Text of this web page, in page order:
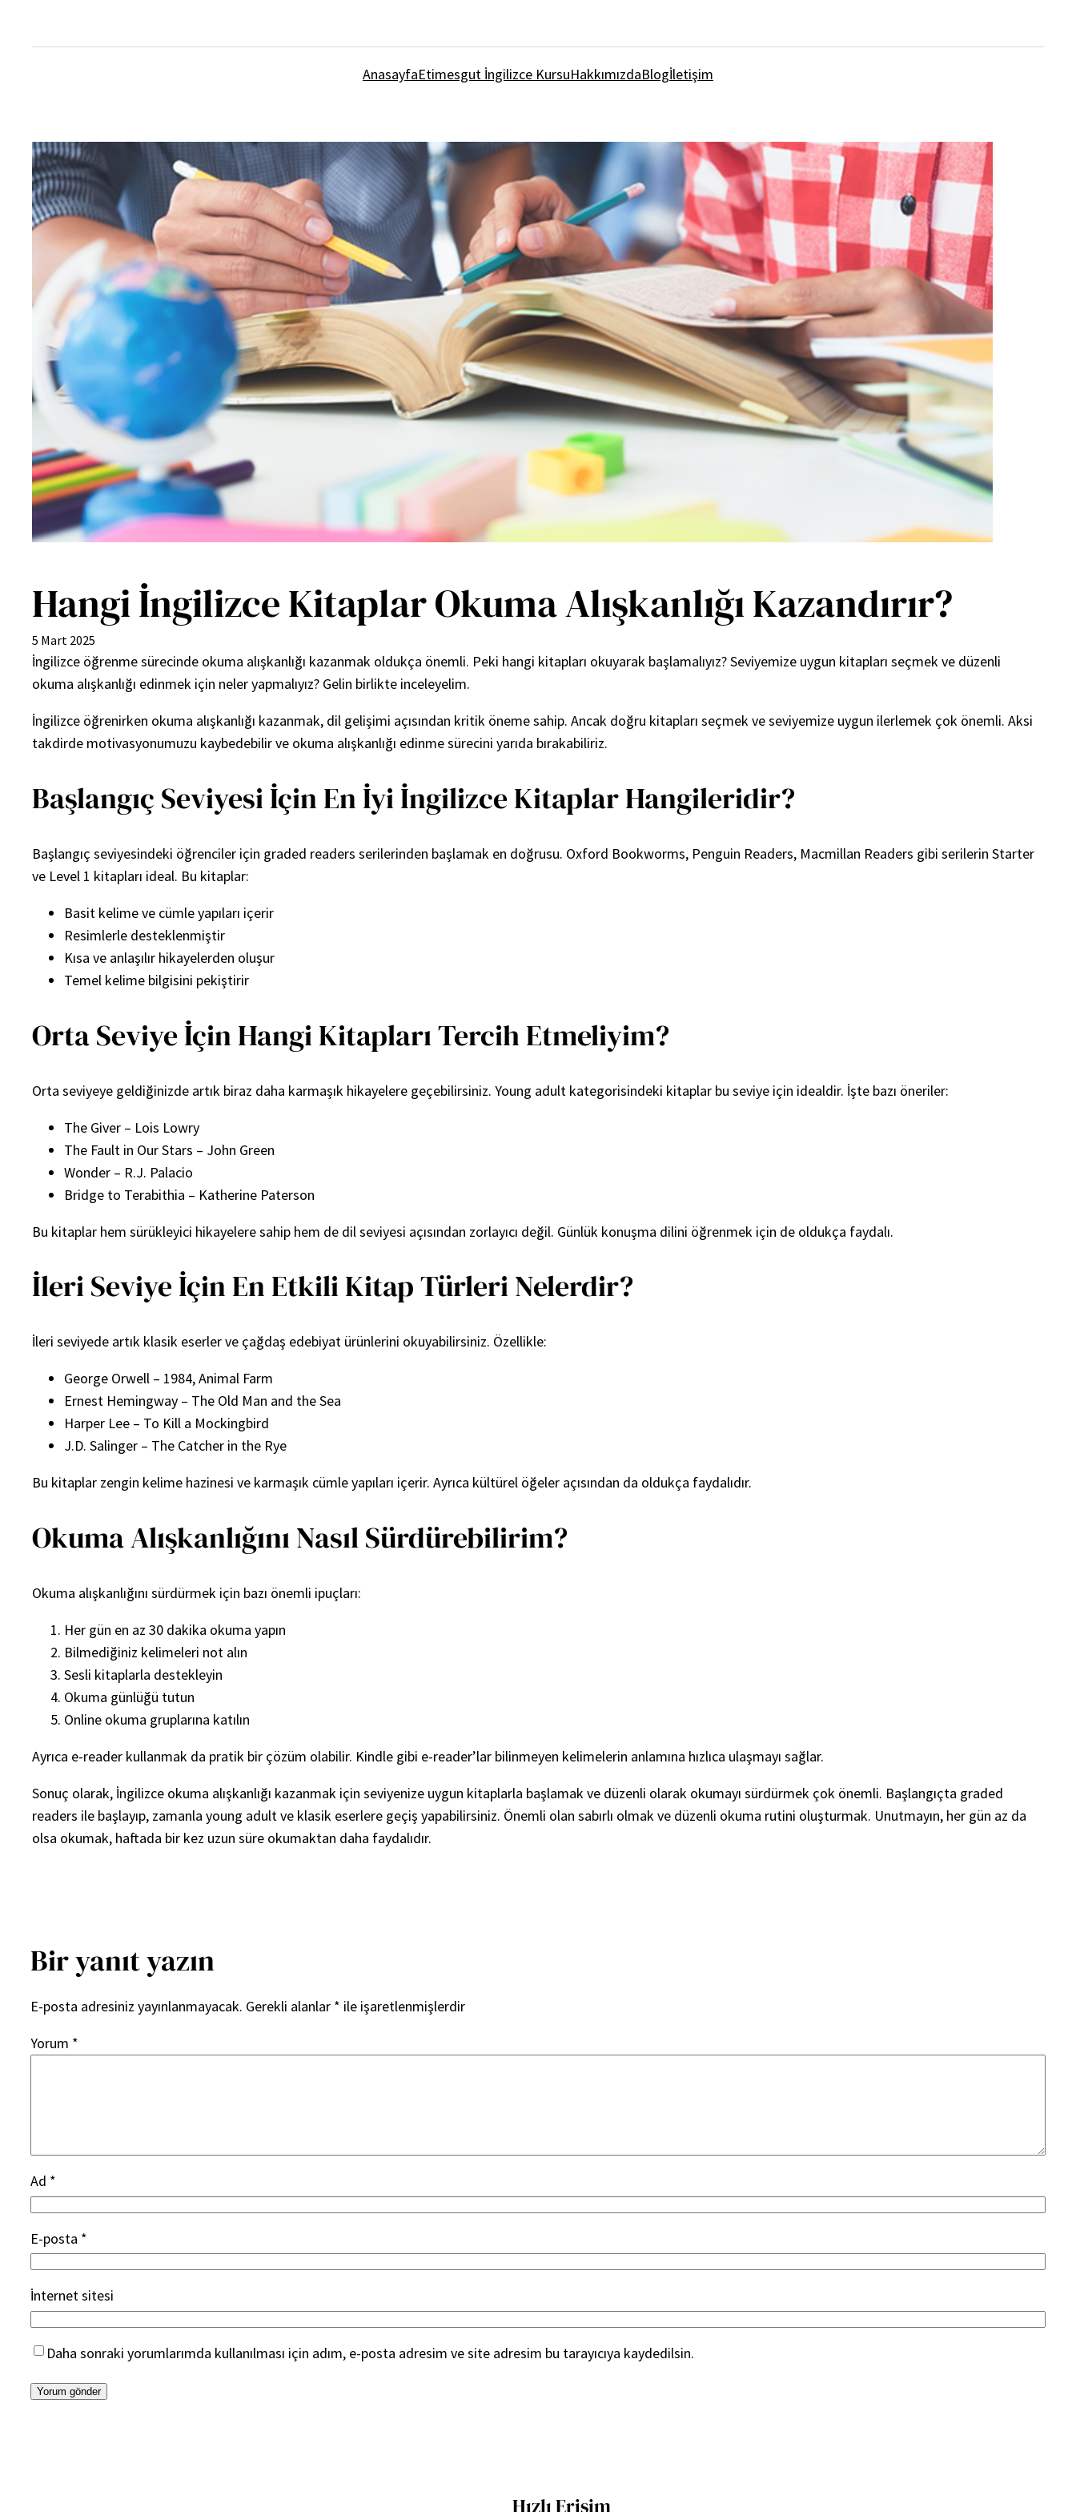
AnasayfaEtimesgut İngilizce KursuHakkımızdaBlogİletişim
Hangi İngilizce Kitaplar Okuma Alışkanlığı Kazandırır?
5 Mart 2025
İngilizce öğrenme sürecinde okuma alışkanlığı kazanmak oldukça önemli. Peki hangi kitapları okuyarak başlamalıyız? Seviyemize uygun kitapları seçmek ve düzenli
okuma alışkanlığı edinmek için neler yapmalıyız? Gelin birlikte inceleyelim.
İngilizce öğrenirken okuma alışkanlığı kazanmak, dil gelişimi açısından kritik öneme sahip. Ancak doğru kitapları seçmek ve seviyemize uygun ilerlemek çok önemli. Aksi
takdirde motivasyonumuzu kaybedebilir ve okuma alışkanlığı edinme sürecini yarıda bırakabiliriz.
Başlangıç Seviyesi İçin En İyi İngilizce Kitaplar Hangileridir?
Başlangıç seviyesindeki öğrenciler için graded readers serilerinden başlamak en doğrusu. Oxford Bookworms, Penguin Readers, Macmillan Readers gibi serilerin Starter
ve Level 1 kitapları ideal. Bu kitaplar:
Basit kelime ve cümle yapıları içerir
Resimlerle desteklenmiştir
Kısa ve anlaşılır hikayelerden oluşur
Temel kelime bilgisini pekiştirir
Orta Seviye İçin Hangi Kitapları Tercih Etmeliyim?
Orta seviyeye geldiğinizde artık biraz daha karmaşık hikayelere geçebilirsiniz. Young adult kategorisindeki kitaplar bu seviye için idealdir. İşte bazı öneriler:
The Giver – Lois Lowry
The Fault in Our Stars – John Green
Wonder – R.J. Palacio
Bridge to Terabithia – Katherine Paterson
Bu kitaplar hem sürükleyici hikayelere sahip hem de dil seviyesi açısından zorlayıcı değil. Günlük konuşma dilini öğrenmek için de oldukça faydalı.
İleri Seviye İçin En Etkili Kitap Türleri Nelerdir?
İleri seviyede artık klasik eserler ve çağdaş edebiyat ürünlerini okuyabilirsiniz. Özellikle:
George Orwell – 1984, Animal Farm
Ernest Hemingway – The Old Man and the Sea
Harper Lee – To Kill a Mockingbird
J.D. Salinger – The Catcher in the Rye
Bu kitaplar zengin kelime hazinesi ve karmaşık cümle yapıları içerir. Ayrıca kültürel öğeler açısından da oldukça faydalıdır.
Okuma Alışkanlığını Nasıl Sürdürebilirim?
Okuma alışkanlığını sürdürmek için bazı önemli ipuçları:
Her gün en az 30 dakika okuma yapın
Bilmediğiniz kelimeleri not alın
Sesli kitaplarla destekleyin
Okuma günlüğü tutun
Online okuma gruplarına katılın
Ayrıca e-reader kullanmak da pratik bir çözüm olabilir. Kindle gibi e-reader’lar bilinmeyen kelimelerin anlamına hızlıca ulaşmayı sağlar.
Sonuç olarak, İngilizce okuma alışkanlığı kazanmak için seviyenize uygun kitaplarla başlamak ve düzenli olarak okumayı sürdürmek çok önemli. Başlangıçta graded
readers ile başlayıp, zamanla young adult ve klasik eserlere geçiş yapabilirsiniz. Önemli olan sabırlı olmak ve düzenli okuma rutini oluşturmak. Unutmayın, her gün az da
olsa okumak, haftada bir kez uzun süre okumaktan daha faydalıdır.
Bir yanıt yazın
E-posta adresiniz yayınlanmayacak. Gerekli alanlar * ile işaretlenmişlerdir
Yorum *
Ad *
E-posta *
İnternet sitesi
Daha sonraki yorumlarımda kullanılması için adım, e-posta adresim ve site adresim bu tarayıcıya kaydedilsin.
Hızlı Erişim